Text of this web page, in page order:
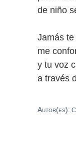
de niño
Jamás
me
y tu voz
a través
Autor(es):